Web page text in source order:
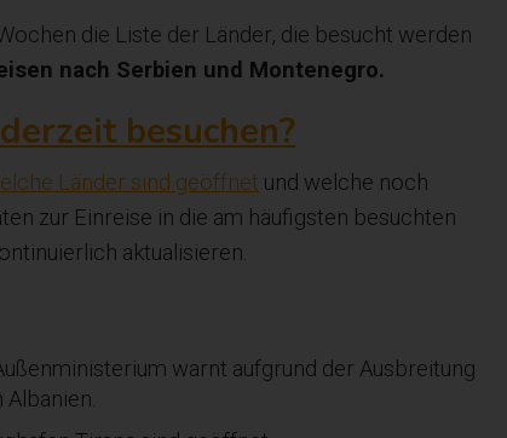
die Liste der Länder, die besucht werden
nach Serbien und Montenegro.
besuchen?
Länder sind geöffnet und welche noch
zur Einreise in die am häufigsten besuchten
aktualisieren.
warnt aufgrund der Ausbreitung